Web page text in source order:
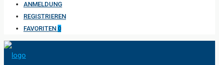
ANMELDUNG
REGISTRIEREN
FAVORITEN 0